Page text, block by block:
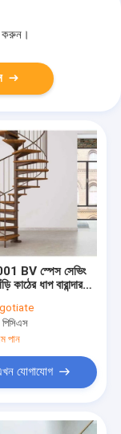
করুন।
BV স্পেস সেভিং
কাঠের ধাপ বারান্দার
পান
যোগাযোগ